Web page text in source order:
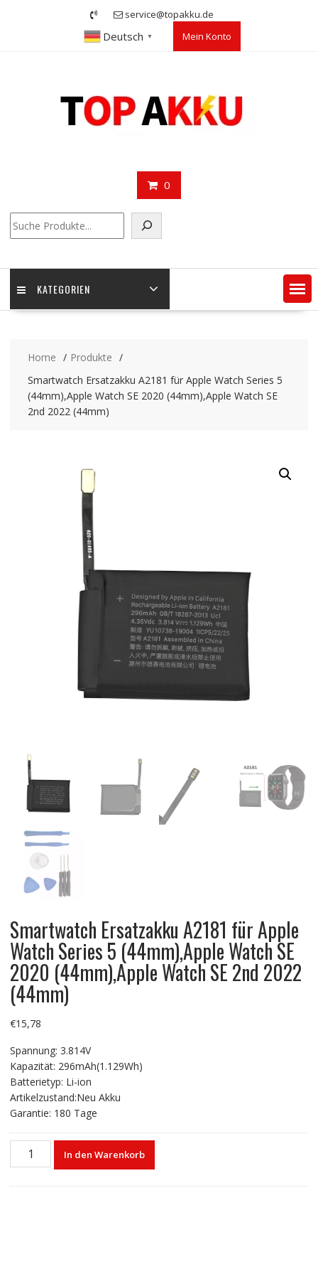
service@topakku.de
Deutsch ▼ Mein Konto
0
KATEGORIEN
Home
Produkte
Smartwatch Ersatzakku A2181 für Apple Watch Series 5
(44mm),Apple Watch SE 2020 (44mm),Apple Watch SE
2nd 2022 (44mm)
Smartwatch Ersatzakku A2181 für Apple
Watch Series 5 (44mm),Apple Watch SE
2020 (44mm),Apple Watch SE 2nd 2022
(44mm)
€15,78
Spannung: 3.814V
Kapazität: 296mAh(1.129Wh)
Batterietyp: Li-ion
Artikelzustand:Neu Akku
Garantie: 180 Tage
Smartwatch
Ersatzakku
In den Warenkorb